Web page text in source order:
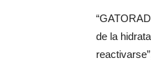
de la